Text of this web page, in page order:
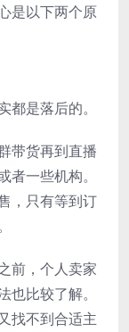
是以下两个原
是落后的。
带货再到直播
一些机构。
，只有等到订
前，个人卖家
比较了解。
找不到合适主